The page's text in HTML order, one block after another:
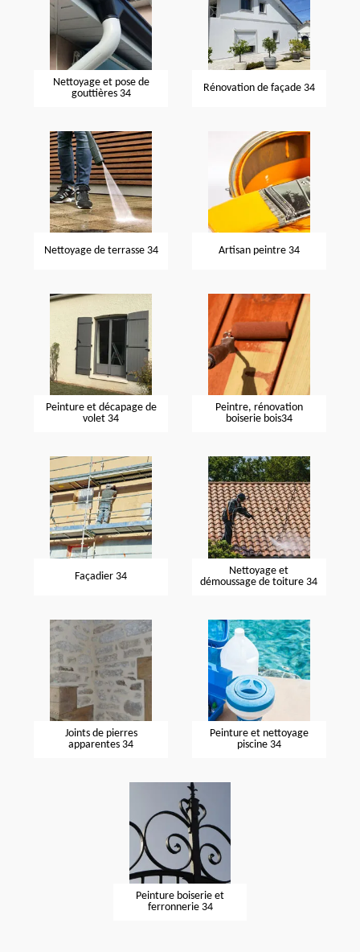
Nettoyage et pose de
gouttières 34
Rénovation de façade 34
Nettoyage de terrasse 34 Artisan peintre 34
Peinture et décapage de
volet 34
Peintre, rénovation
boiserie bois34
Façadier 34
Nettoyage et
démoussage de toiture 34
Joints de pierres
apparentes 34
Peinture et nettoyage
piscine 34
Peinture boiserie et
ferronnerie 34